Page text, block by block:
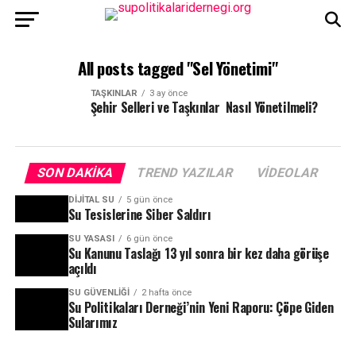
All posts tagged "Sel Yönetimi"
TAŞKINLAR 3 ay önce
Şehir Selleri ve Taşkınlar Nasıl Yönetilmeli?
SON DAKIKA TREND YAZILAR VIDEOLAR
DIJITAL SU 5 gün önce
Su Tesislerine Siber Saldırı
SU YASASI 6 gün önce
Su Kanunu Taslağı 13 yıl sonra bir kez daha görüşe
açıldı
SU GÜVENLIĞI 2 hafta önce
Su Politikaları Derneği’nin Yeni Raporu: Çöpe Giden
Sularımız